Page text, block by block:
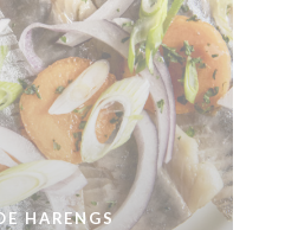
HARENGS